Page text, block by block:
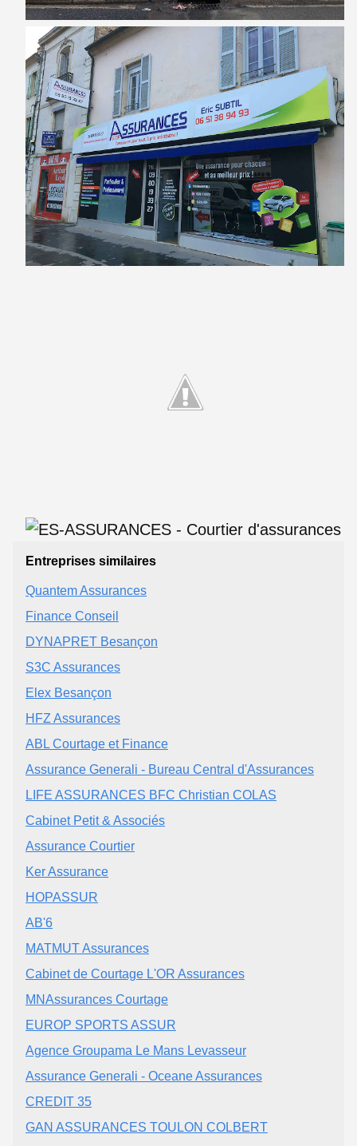
Entreprises similaires
Quantem Assurances
Finance Conseil
DYNAPRET Besançon
S3C Assurances
Elex Besançon
HFZ Assurances
ABL Courtage et Finance
Assurance Generali - Bureau Central d'Assurances
LIFE ASSURANCES BFC Christian COLAS
Cabinet Petit & Associés
Assurance Courtier
Ker Assurance
HOPASSUR
AB'6
MATMUT Assurances
Cabinet de Courtage L'OR Assurances
MNAssurances Courtage
EUROP SPORTS ASSUR
Agence Groupama Le Mans Levasseur
Assurance Generali - Oceane Assurances
CREDIT 35
GAN ASSURANCES TOULON COLBERT